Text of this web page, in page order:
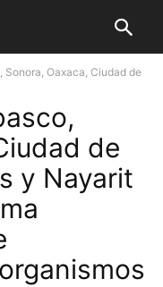
Sonora, Oaxaca, Ciudad de
de
y Nayarit